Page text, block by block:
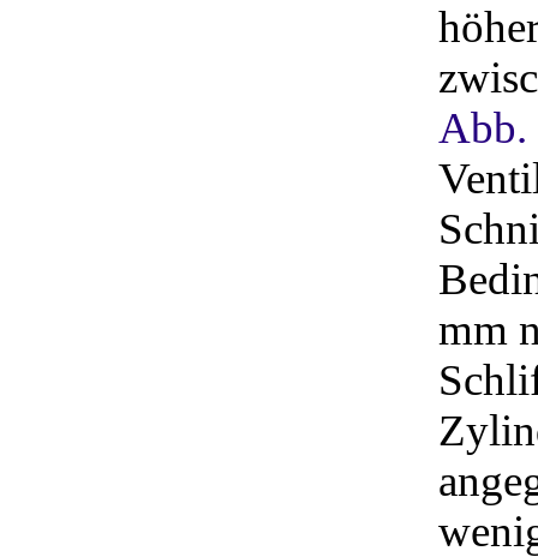
Abb.
mm